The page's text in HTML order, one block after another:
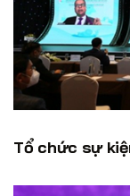
Tổ chức sự